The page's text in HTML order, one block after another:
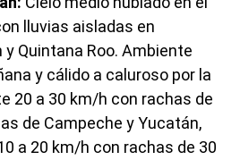
lluvias aisladas en
Quintana Roo. Ambiente
y cálido a caluroso por la
20 a 30 km/h con rachas de
de Campeche y Yucatán,
a 20 km/h con rachas de 30